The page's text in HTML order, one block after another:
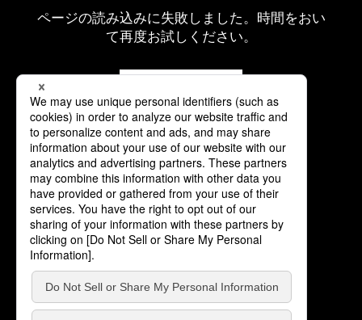
ページの読み込みに失敗しました。時間をおい
て再度お試しください。